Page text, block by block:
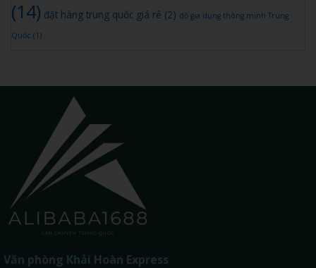
(14) đặt hàng trung quốc giá rẻ (2) đồ gia dụng thông minh Trung
Quốc (1)
Văn phòng Khải Hoàn Express